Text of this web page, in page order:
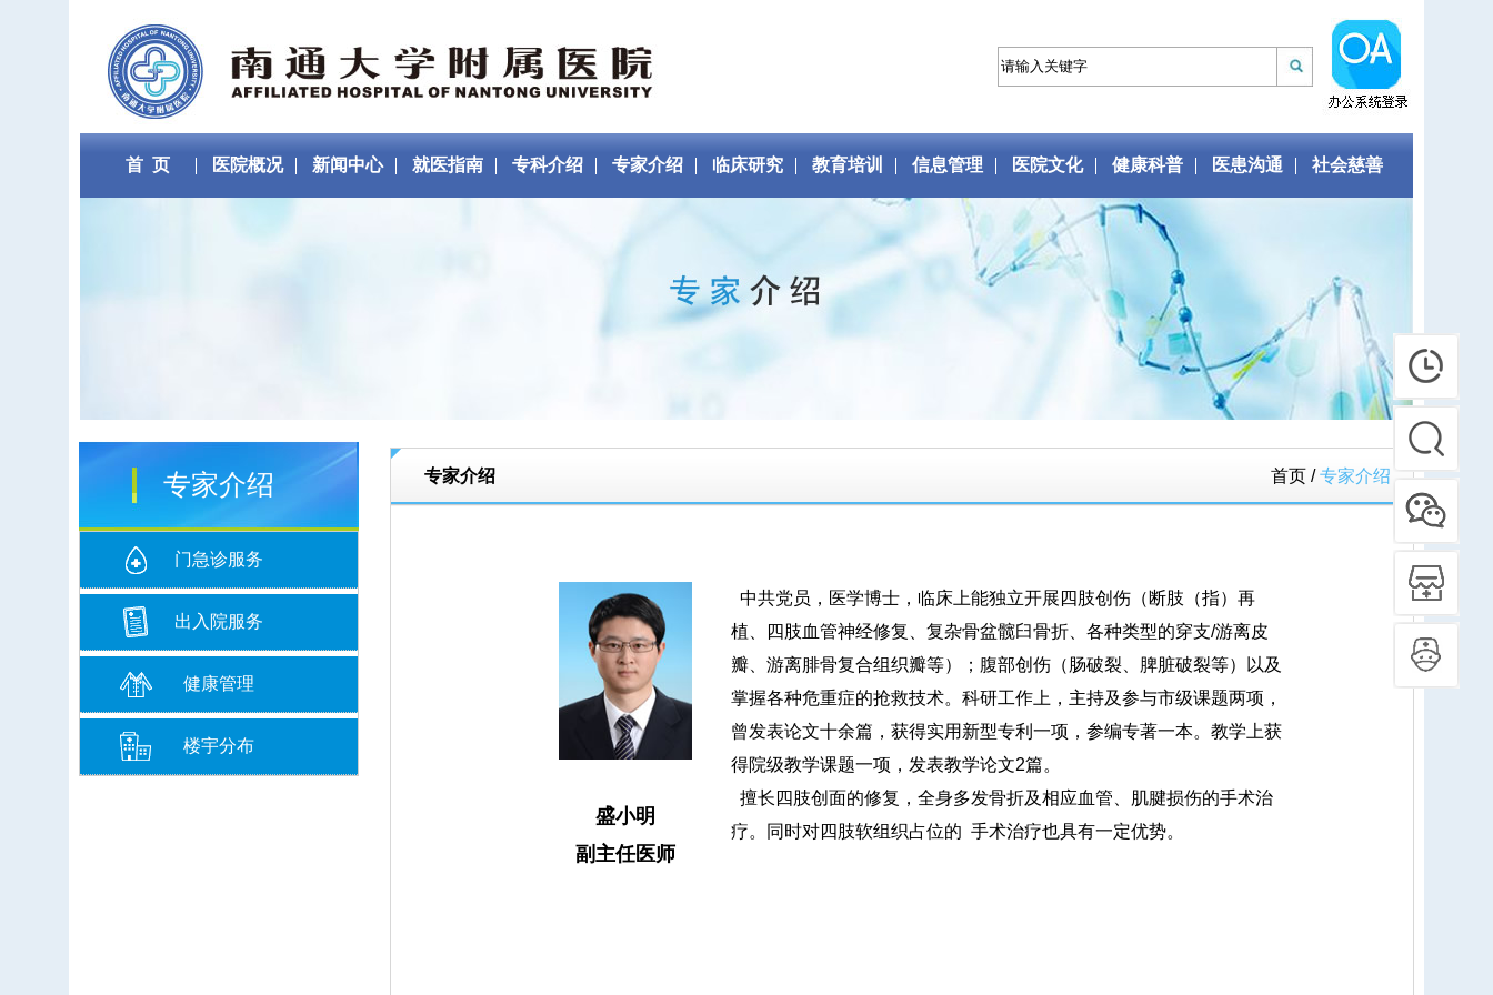
首 页 医院概况 新闻中心 就医指南 专科介绍 专家介绍 临床研究 教育培训 信息管理 医院文化 健康科普 医患沟通 社会慈善
专家介绍
门急诊服务
出入院服务
健康管理
楼宇分布
专家介绍 首页 /专家介绍
盛小明
副主任医师
中共党员，医学博士，临床上能独立开展四肢创伤（断肢（指）再
植、四肢血管神经修复、复杂骨盆髋臼骨折、各种类型的穿支/游离皮
瓣、游离腓骨复合组织瓣等）；腹部创伤（肠破裂、脾脏破裂等）以及
掌握各种危重症的抢救技术。科研工作上，主持及参与市级课题两项，
曾发表论文十余篇，获得实用新型专利一项，参编专著一本。教学上获
得院级教学课题一项，发表教学论文2篇。
擅长四肢创面的修复，全身多发骨折及相应血管、肌腱损伤的手术治
疗。同时对四肢软组织占位的 手术治疗也具有一定优势。